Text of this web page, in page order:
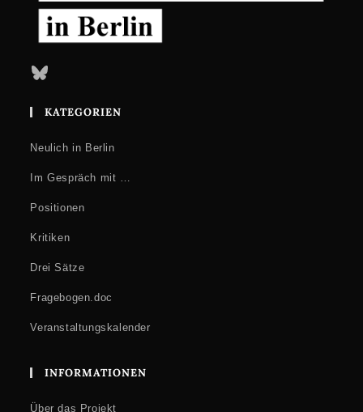
Bluesky
KATEGORIEN
Neulich in Berlin
Im Gespräch mit …
Positionen
Kritiken
Drei Sätze
Fragebogen.doc
Veranstaltungskalender
INFORMATIONEN
Über das Projekt